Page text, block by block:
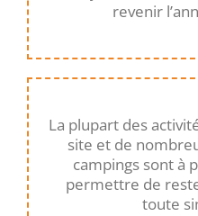
revenir
La plupart des
site et de
campings sont à
permettre de
toute